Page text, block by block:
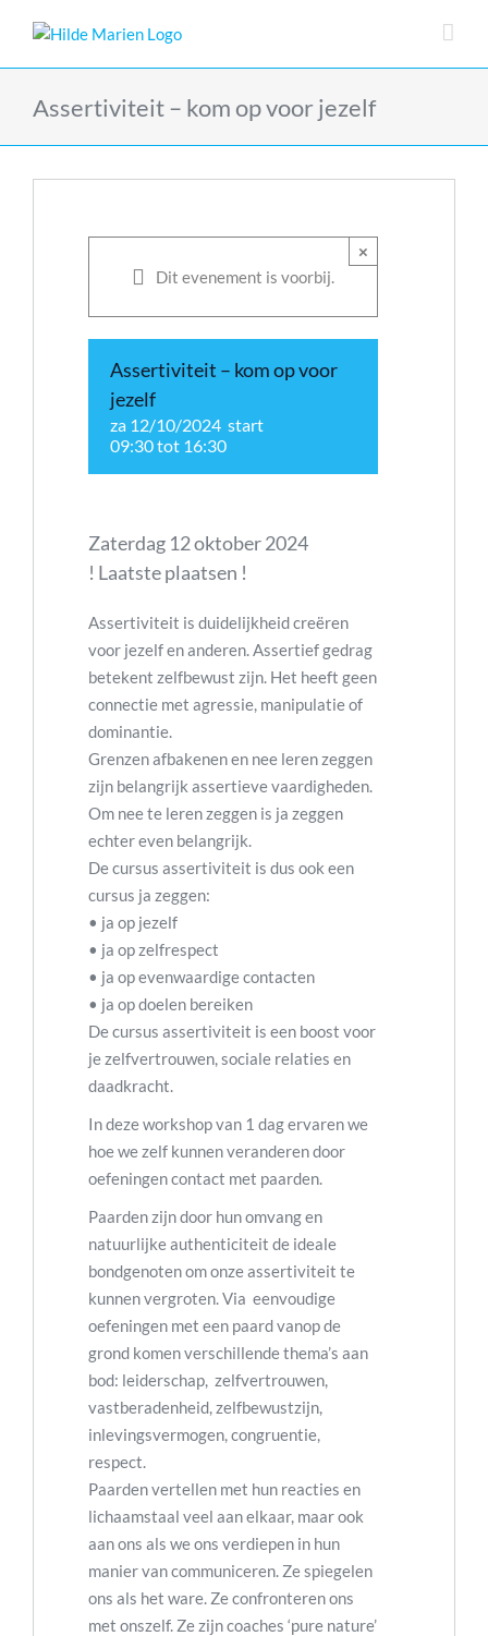
Assertiviteit – kom op voor jezelf
×
Dit evenement is voorbij.
Assertiviteit – kom op voor
jezelf
za 12/10/2024 start
09:30tot 16:30
Zaterdag 12 oktober 2024
! Laatste plaatsen !
Assertiviteit is duidelijkheid creëren
voor jezelf en anderen. Assertief gedrag
betekent zelfbewust zijn. Het heeft geen
connectie met agressie, manipulatie of
dominantie.
Grenzen afbakenen en nee leren zeggen
zijn belangrijk assertieve vaardigheden.
Om nee te leren zeggen is ja zeggen
echter even belangrijk.
De cursus assertiviteit is dus ook een
cursus ja zeggen:
• ja op jezelf
• ja op zelfrespect
• ja op evenwaardige contacten
• ja op doelen bereiken
De cursus assertiviteit is een boost voor
je zelfvertrouwen, sociale relaties en
daadkracht.
In deze workshop van 1 dag ervaren we
hoe we zelf kunnen veranderen door
oefeningen contact met paarden.
Paarden zijn door hun omvang en
natuurlijke authenticiteit de ideale
bondgenoten om onze assertiviteit te
kunnen vergroten. Via eenvoudige
oefeningen met een paard vanop de
grond komen verschillende thema’s aan
bod: leiderschap, zelfvertrouwen,
vastberadenheid, zelfbewustzijn,
inlevingsvermogen, congruentie,
respect.
Paarden vertellen met hun reacties en
lichaamstaal veel aan elkaar, maar ook
aan ons als we ons verdiepen in hun
manier van communiceren. Ze spiegelen
ons als het ware. Ze confronteren ons
met onszelf. Ze zijn coaches ‘pure nature’